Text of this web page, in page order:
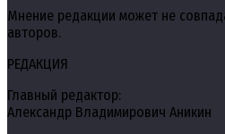
Мнение редакции может не
авторов.
РЕДАКЦИЯ
Главный редактор:
Александр Владимирович Аникин